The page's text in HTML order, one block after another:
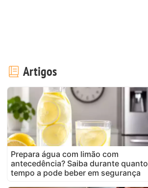
Artigos
Prepara água com limão com
antecedência? Saiba durante quanto
tempo a pode beber em segurança